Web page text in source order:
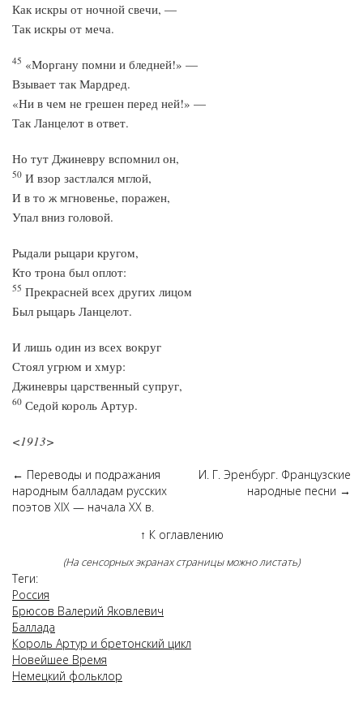
Как искры от ночной свечи, —
Так искры от меча.
45 «Моргану помни и бледней!» —
Взывает так Мардред.
«Ни в чем не грешен перед ней!» —
Так Ланцелот в ответ.
Но тут Джиневру вспомнил он,
50 И взор застлался мглой,
И в то ж мгновенье, поражен,
Упал вниз головой.
Рыдали рыцари кругом,
Кто трона был оплот:
55 Прекрасней всех других лицом
Был рыцарь Ланцелот.
И лишь один из всех вокруг
Стоял угрюм и хмур:
Джиневры царственный супруг,
60 Седой король Артур.
<1913>
← Переводы и подражания
народным балладам русских
поэтов XIX — начала XX в.
И. Г. Эренбург. Французские
народные песни →
↑ К оглавлению
(На сенсорных экранах страницы можно листать)
Теги:
Россия
Брюсов Валерий Яковлевич
Баллада
Король Артур и бретонский цикл
Новейшее Время
Немецкий фольклор